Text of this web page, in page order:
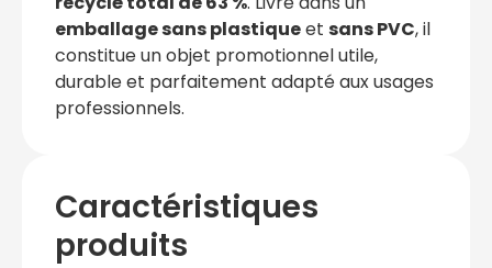
emballage sans plastiqueet sans PVC, il
constitue un objet promotionnel utile,
durable et parfaitement adapté aux usages
professionnels.
Caractéristiques
produits